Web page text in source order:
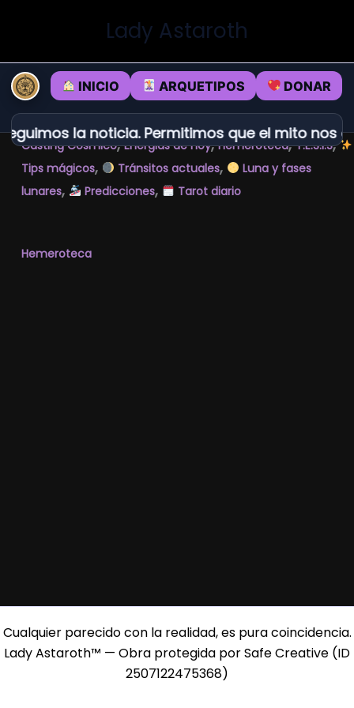
Lady Astaroth
INICIO ARQUETIPOS DONAR
la noticia. Permitimos que el mito nos
Casting Cósmico,Energias de hoy,Hemeroteca,T.E.S.I.S,
Tips mágicos, Tránsitos actuales,
Luna y fases
lunares, Predicciones, Tarot diario
Hemeroteca
Cualquier parecido con la realidad, es pura coincidencia.
Lady Astaroth™ — Obra protegida por Safe Creative (ID
2507122475368)